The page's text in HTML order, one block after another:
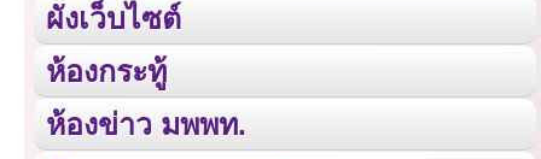
ผังเว็บไซต์
ห้องกระทู้
ห้องข่าว มพพท.